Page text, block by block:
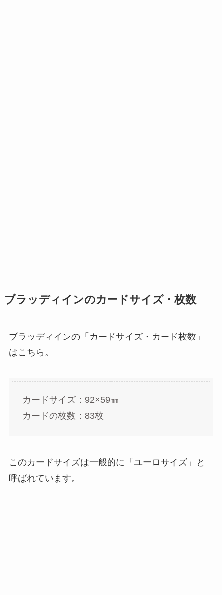
ブラッディインのカードサイズ・枚数
ブラッディインの「カードサイズ・カード枚数」
はこちら。
カードサイズ：92×59㎜
カードの枚数：83枚
このカードサイズは一般的に「ユーロサイズ」と
呼ばれています。